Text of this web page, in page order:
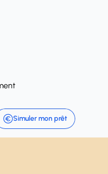
Simuler mon prêt